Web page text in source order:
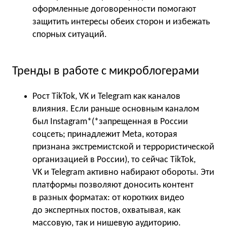
оформленные договоренности помогают
защитить интересы обеих сторон и избежать
спорных ситуаций.
Тренды в работе с микроблогерами
Рост TikTok, VK и Telegram как каналов
влияния. Если раньше основным каналом
был Instagram*(*запрещенная в России
соцсеть; принадлежит Meta, которая
признана экстремистской и террористической
организацией в России), то сейчас TikTok,
VK и Telegram активно набирают обороты. Эти
платформы позволяют доносить контент
в разных форматах: от коротких видео
до экспертных постов, охватывая, как
массовую, так и нишевую аудиторию.